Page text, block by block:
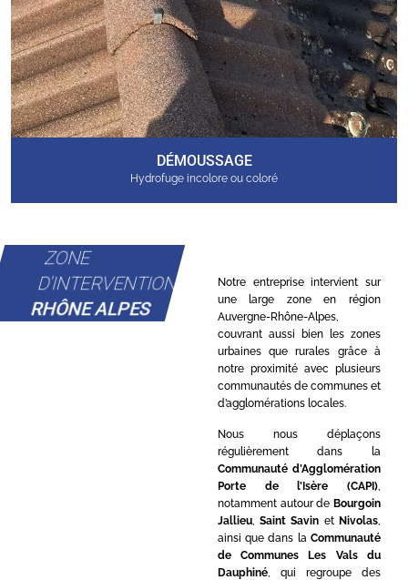
DÉMOUSSAGE
Hydrofuge incolore ou coloré
ZONE
D'INTERVENTION
RHÔNE ALPES
Notre entreprise intervient sur
une large zone en région
Auvergne-Rhône-Alpes,
couvrant aussi bien les zones
urbaines que rurales grâce à
notre proximité avec plusieurs
communautés de communes et
d’agglomérations locales.
Nous nous déplaçons
régulièrement dans la
Communauté d’Agglomération
Porte de l’Isère (CAPI)
notamment autour de Bourgoin
Jallieu,Saint Savin et Nivolas
ainsi que dans la Communauté
de Communes Les Vals du
Dauphiné, qui regroupe des